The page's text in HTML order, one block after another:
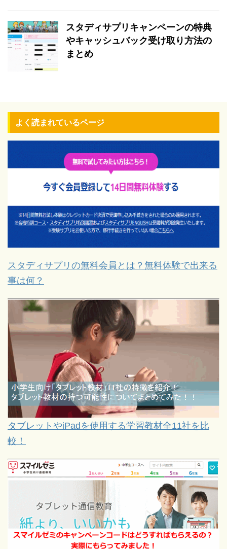
スタディサプリキャンペーンの特典
やキャッシュバック受け取り方法の
まとめ
よく読まれているページ
スタディサプリの無料会員とは？無料体験で出来る
事は何？
タブレットやiPadを使用する学習教材全11社を比
較！